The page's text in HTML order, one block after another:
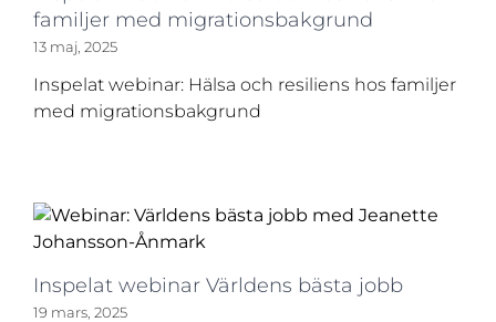
familjer med migrationsbakgrund
13 maj, 2025
Inspelat webinar: Hälsa och resiliens hos familjer
med migrationsbakgrund
Inspelat webinar Världens bästa jobb
19 mars, 2025